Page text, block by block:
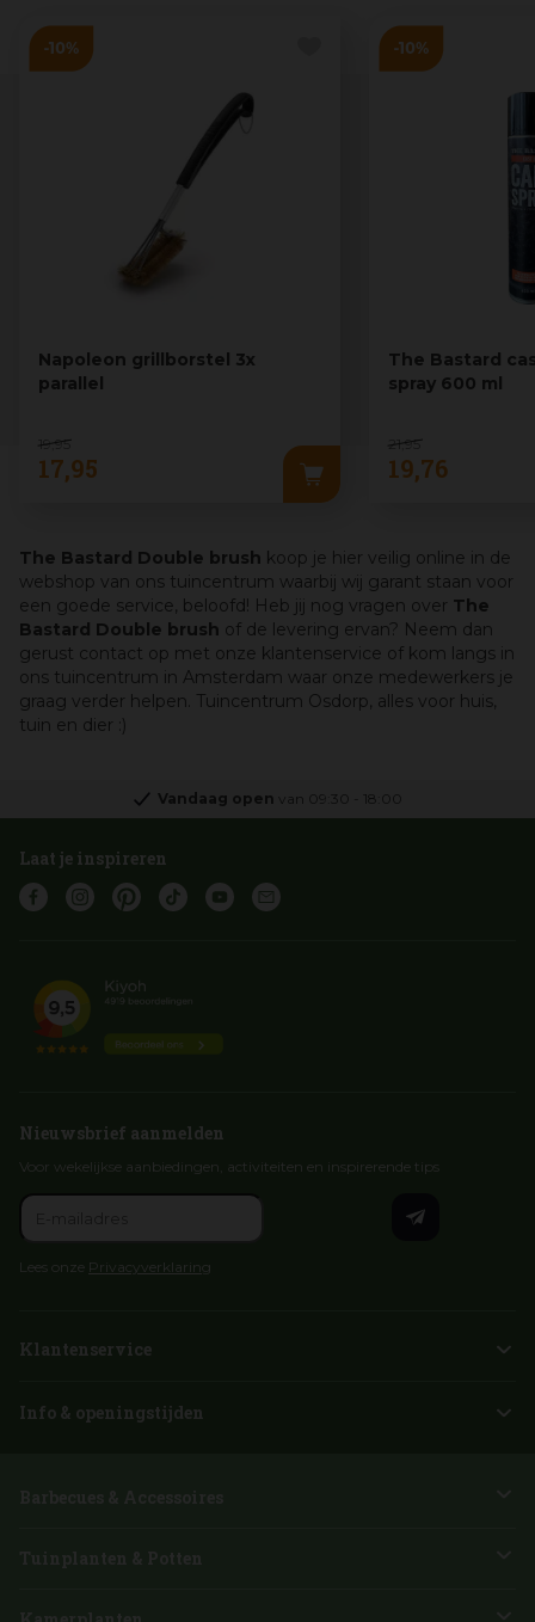
Napoleon grillborstel 3x
parallel
19 95
17,95
The Bastard
spray 600 ml
21 ,95
19,76
The Bastard Double brush koop je hier veilig online in de
webshop van ons tuincentrum waarbij wij garant staan voor
een goede service, beloofd! Heb jij nog vragen over The
Bastard Double brush of de levering ervan? Neem dan
gerust contact op met onze klantenservice of kom langs in
ons tuincentrum in Amsterdam waar onze medewerkers je
graag verder helpen. Tuincentrum Osdorp, alles voor huis,
tuin en dier :)
Vandaag open van 09:30 18:00
Laat je inspireren
Nieuwsbrief aanmelden
Voor wekelijkse aanbiedingen, activiteiten en inspirerende tips
Lees onze Privacyverklaring
Klantenservice
Info & openingstijden